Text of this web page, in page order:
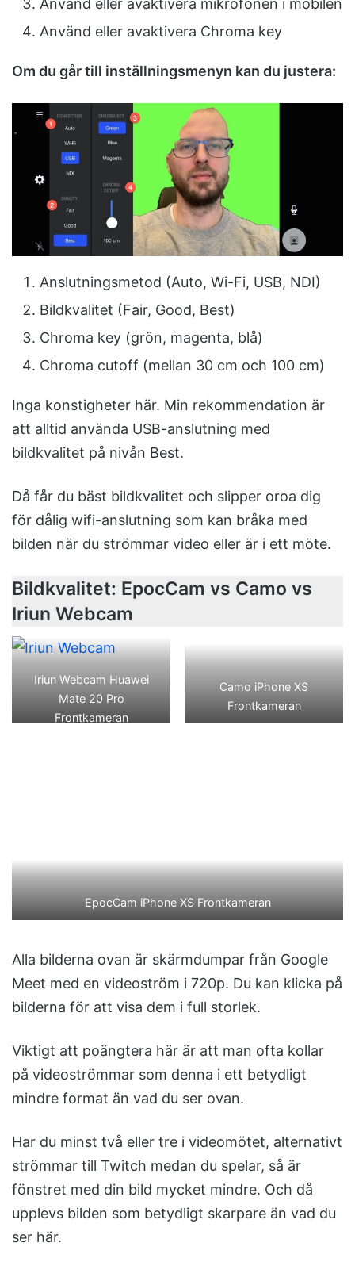
Använd eller avaktivera mikrofonen i mobilen
Använd eller avaktivera Chroma key
Om du går till inställningsmenyn kan du justera:
Anslutningsmetod (Auto, Wi-Fi, USB, NDI)
Bildkvalitet (Fair, Good, Best)
Chroma key (grön, magenta, blå)
Chroma cutoff (mellan 30 cm och 100 cm)
Inga konstigheter här. Min rekommendation är
att alltid använda USB-anslutning med
bildkvalitet på nivån Best.
Då får du bäst bildkvalitet och slipper oroa dig
för dålig wifi-anslutning som kan bråka med
bilden när du strömmar video eller är i ett möte.
Bildkvalitet: EpocCam vs Camo vs
Iriun Webcam
Iriun Webcam Huawei
Mate 20 Pro
Frontkameran
Camo iPhone XS
Frontkameran
EpocCam iPhone XS Frontkameran
Alla bilderna ovan är skärmdumpar från Google
Meet med en videoström i 720p. Du kan klicka på
bilderna för att visa dem i full storlek.
Viktigt att poängtera här är att man ofta kollar
på videoströmmar som denna i ett betydligt
mindre format än vad du ser ovan.
Har du minst två eller tre i videomötet, alternativt
strömmar till Twitch medan du spelar, så är
fönstret med din bild mycket mindre. Och då
upplevs bilden som betydligt skarpare än vad du
ser här.